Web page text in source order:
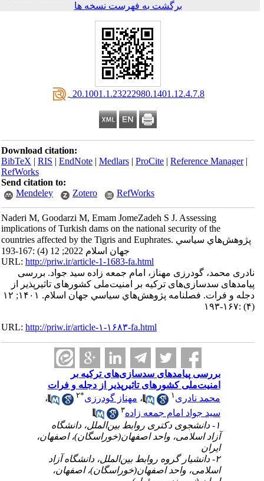
برگشت به فهرست نسخه ها
‎ 20.1001.1.23222980.1401.12.4.7.8
Download citation:
BibTeX|RIS|EndNote|Medlars|ProCite|Reference Manager
RefWorks
Send citation to:
Mendeley
Zotero RefWorks
Naderi M, Goodarzi M, Emam JomeZadeh S J. Assessing
implications of Turkish dams on the national security of the
countries affected by the Tigris and Euphrates. پژوهش‌هاي سياسي
جهان اسلام 2022; 12 (4) :167-193
URL:http://priw.ir/article-1-1683-fa.html
نادری محمد، گودرزی مهناز، امام جمعه زاده سید جواد. بررسی
پیامدهای سدسازی‌های ترکیه بر امنیت‌ملی کشورهای تاثیرپذیر از
دجله و فرات. فصلنامه پژوهش‌هاي سياسي جهان اسلام. ۱۴۰۱; ۱۲
URL:http://priw.ir/article-۱-۱۶۸۳-fa.html
بررسی پیامدهای سدسازی‌های ترکیه بر
امنیت‌ملی کشورهای تاثیرپذیر از دجله و فرات
محمد نادری۱ ،مهناز گودرزی* ۲
،
سید جواد امام جمعه زاده
۱- دانشجوی دکتری روابط بین‌الملل، دانشگاه
آزاد اسلامی، واحد اصفهان(خوراسگان)، اصفهان،
ایران
۲- دانشیار گروه روابط بین‌الملل، دانشگاه آزاد
اسلامی، واحد اصفهان(خوراسگان)، اصفهان،